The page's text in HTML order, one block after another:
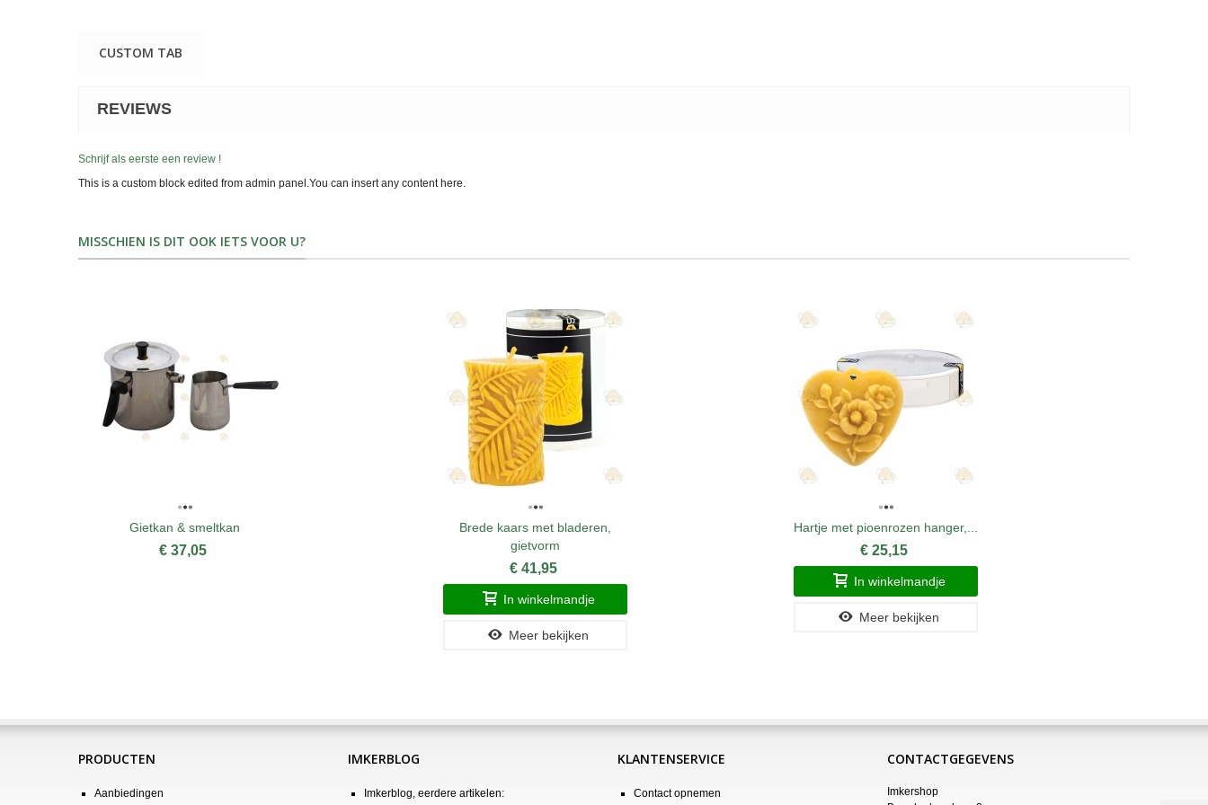
CUSTOM TAB
REVIEWS
Schrijf als eerste een review !
This is a custom block edited from admin panel.You can insert any content here.
MISSCHIEN IS DIT OOK IETS VOOR U?
Gietkan & smeltkan
€ 37,05
Brede kaars met bladeren,
gietvorm
€ 41,95
In winkelmandje
Meer bekijken
Hartje met pioenrozen hanger,...
€ 25,15
In winkelmandje
Meer bekijken
PRODUCTEN
Aanbiedingen
IMKERBLOG
Imkerblog, eerdere artikelen:
KLANTENSERVICE
Contact opnemen
CONTACTGEGEVENS
Imkershop